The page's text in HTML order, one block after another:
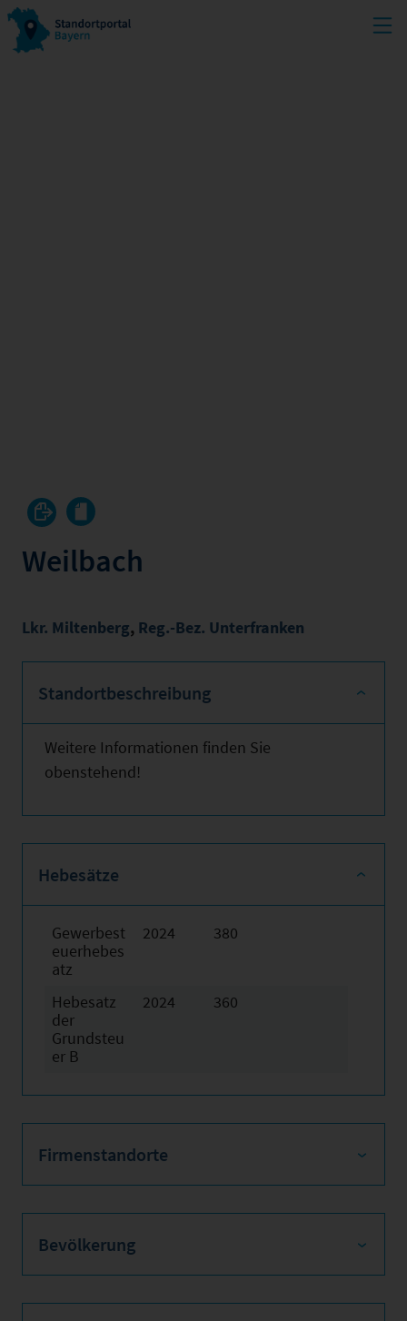
Weilbach
Lkr. Miltenberg, Reg.-Bez. Unterfranken
Standortbeschreibung
Weitere Informationen finden Sie
obenstehend!
Hebesätze
Gewerbest
euerhebes
atz
2024 380
Hebesatz
der
Grundsteu
er B
2024 360
Firmenstandorte
Bevölkerung